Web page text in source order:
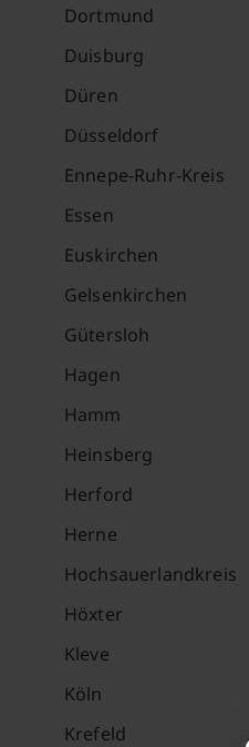
Dortmund
Duisburg
Düren
Düsseldorf
Ennepe-Ruhr-Kreis
Essen
Euskirchen
Gelsenkirchen
Gütersloh
Hagen
Hamm
Heinsberg
Herford
Herne
Hochsauerlandkreis
Höxter
Kleve
Köln
Krefeld